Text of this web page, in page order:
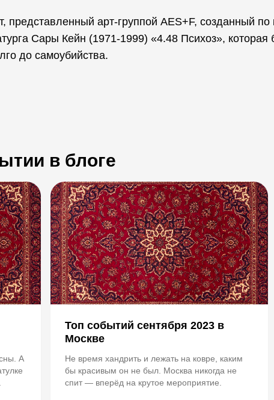
арт-группой AES+F, созданный по
Сары Кейн (1971-1999) «4.48 Психоз»,
до самоубийства.
в блоге
А
Топ событий сентября 2023 в
Москве
Не время хандрить и лежать на ковре, каким
бы красивым он не был. Москва никогда не
спит — вперёд на крутое мероприятие.